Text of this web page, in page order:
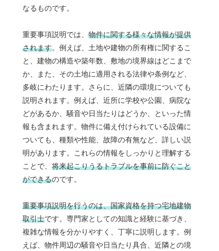
なるものです。
重要事項説明では、 物件に関する様々な情報が提供
されます。例えば、土地や建物の所有権に関するこ
と、建物の構造や築年数、敷地の境界線はどこまで
か、また、その土地に適用される法律や条例など、
多岐にわたります。さらに、近隣の環境についても
説明されます。例えば、近所に学校や公園、病院な
どがあるか、騒音や日当たりはどうか、といった情
報も含まれます。物件に備え付けられている設備に
ついても、種類や性能、故障の有無など、詳しい説
明があります。これらの情報をしっかりと理解する
ことで、 将来起こりうるトラブルを事前に防ぐこと
ができるのです。
重要事項説明を行うのは、国家資格を持つ宅地建物
取引士です。専門家としての知識と経験に基づき、
複雑な情報を分かりやすく、丁寧に説明します。例
えば、物件周辺の騒音や日当たり具合、近隣との境